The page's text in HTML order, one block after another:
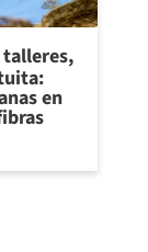
talleres,
en